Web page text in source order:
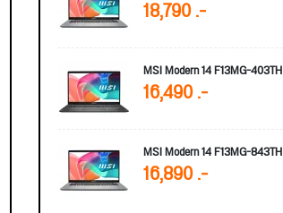
18,790 .-
MSI Modern 14 F13MG-403TH
16,490 .-
MSI Modern 14 F13MG-843TH
16,890 .-